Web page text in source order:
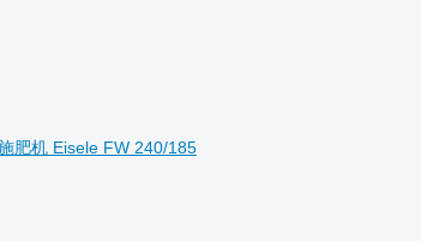
肥机 Eisele FW 240/185